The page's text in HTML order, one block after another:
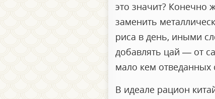
это значит? Конечно
заменить
риса в день, иными
добавлять цай — от
мало кем отведанных
В идеале рацион